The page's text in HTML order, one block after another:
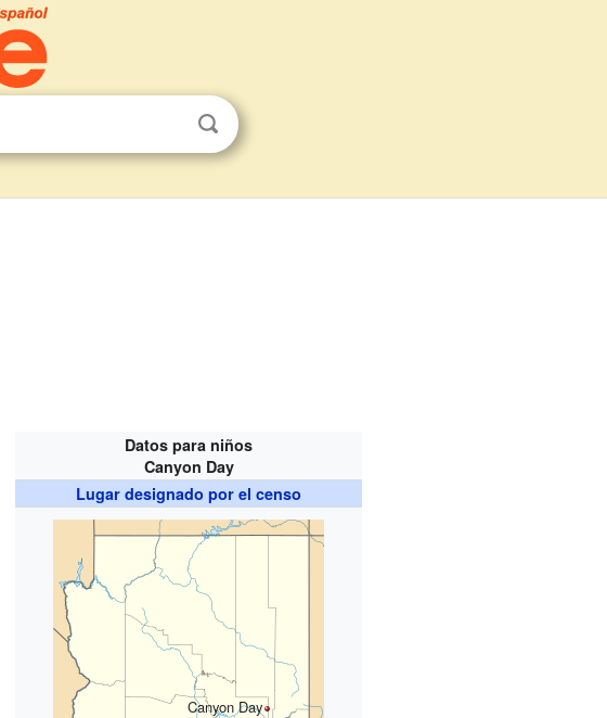
Datos para niños
Canyon Day
Lugar designado por el censo
Canyon Day